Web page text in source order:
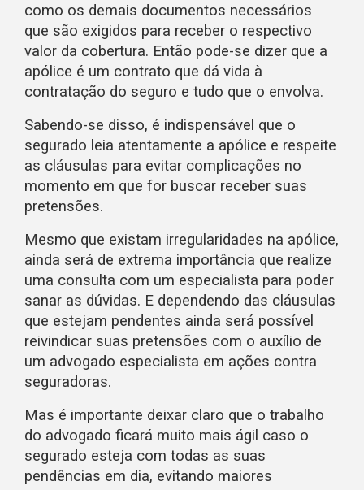
como os demais documentos necessários
que são exigidos para receber o respectivo
valor da cobertura. Então pode-se dizer que a
apólice é um contrato que dá vida à
contratação do seguro e tudo que o envolva.
Sabendo-se disso, é indispensável que o
segurado leia atentamente a apólice e respeite
as cláusulas para evitar complicações no
momento em que for buscar receber suas
pretensões.
Mesmo que existam irregularidades na apólice,
ainda será de extrema importância que realize
uma consulta com um especialista para poder
sanar as dúvidas. E dependendo das cláusulas
que estejam pendentes ainda será possível
reivindicar suas pretensões com o auxílio de
um advogado especialista em ações contra
seguradoras.
Mas é importante deixar claro que o trabalho
do advogado ficará muito mais ágil caso o
segurado esteja com todas as suas
pendências em dia, evitando maiores